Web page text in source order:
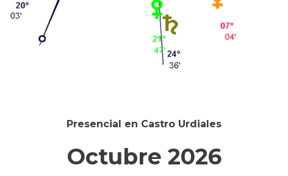
Presencial en Castro Urdiales
Octubre 2026